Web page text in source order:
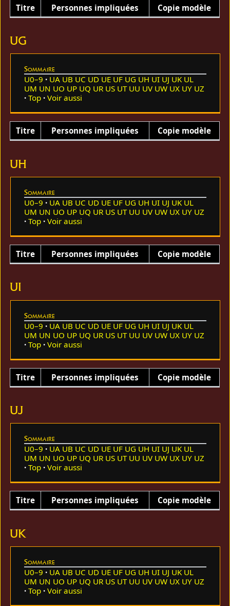
Titre Personnes impliquées Copie modèle
UG
Sommaire
U0–9 UA UB UC UD UE UF UG UH UI UJ UK UL
UM UN UO UP UQ UR US UT UU UV UW UX UY UZ
Top
Voir aussi
Titre Personnes impliquées Copie modèle
UH
Sommaire
U0–9 UA UB UC UD UE UF UG UH UI UJ UK UL
UM UN UO UP UQ UR US UT UU UV UW UX UY UZ
Top
Voir aussi
Titre Personnes impliquées Copie modèle
UI
Sommaire
U0–9 UA UB UC UD UE UF UG UH UI UJ UK UL
UM UN UO UP UQ UR US UT UU UV UW UX UY UZ
Top
Voir aussi
Titre Personnes impliquées Copie modèle
UJ
Sommaire
U0–9 UA UB UC UD UE UF UG UH UI UJ UK UL
UM UN UO UP UQ UR US UT UU UV UW UX UY UZ
Top
Voir aussi
Titre Personnes impliquées Copie modèle
UK
Sommaire
U0–9 UA UB UC UD UE UF UG UH UI UJ UK UL
UM UN UO UP UQ UR US UT UU UV UW UX UY UZ
Top
Voir aussi